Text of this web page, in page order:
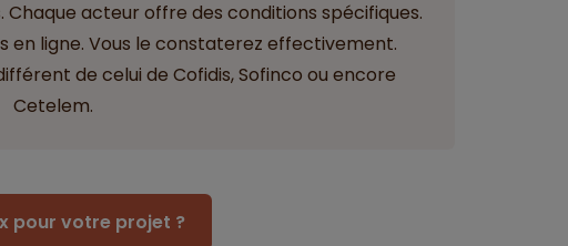
acteur offre des conditions spécifiques.
en ligne. Vous le constaterez effectivement.
de celui de Cofidis, Sofinco ou encore
Cetelem.
pour votre projet ?